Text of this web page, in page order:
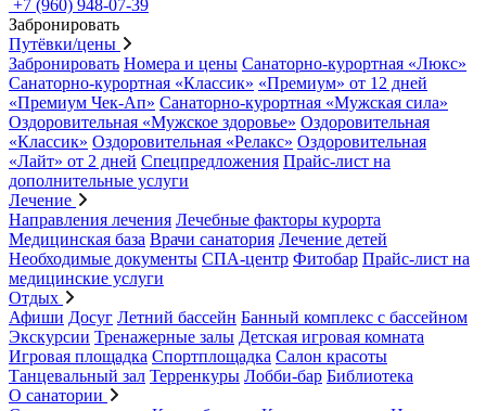
+7 (960) 948-07-39
Забронировать
Путёвки/цены
Забронировать Номера и цены Санаторно-курортная «Люкс»
Санаторно-курортная «Классик» «Премиум» от 12 дней
«Премиум Чек-Ап» Санаторно-курортная «Мужская сила»
Оздоровительная «Мужское здоровье» Оздоровительная
«Классик» Оздоровительная «Релакс» Оздоровительная
«Лайт» от 2 дней Спецпредложения Прайс-лист на
дополнительные услуги
Лечение
Направления лечения Лечебные факторы курорта
Медицинская база Врачи санатория Лечение детей
Необходимые документы СПА-центр Фитобар Прайс-лист на
медицинские услуги
Отдых
Афиши Досуг Летний бассейн Банный комплекс с бассейном
Экскурсии Тренажерные залы Детская игровая комната
Игровая площадка Спортплощадка Салон красоты
Танцевальный зал Терренкуры Лобби-бар Библиотека
О санатории